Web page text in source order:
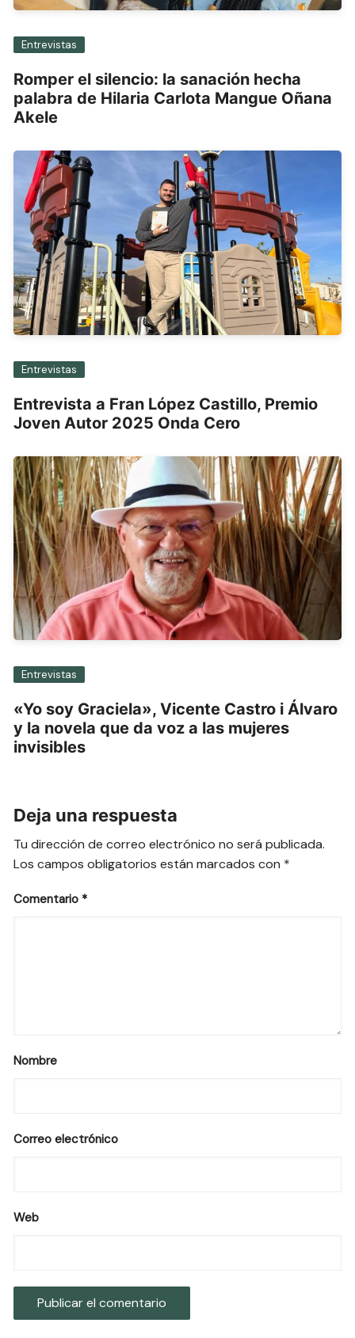
Entrevistas
Romper el silencio: la sanación hecha
palabra de Hilaria Carlota Mangue Oñana
Akele
Entrevistas
Entrevista a Fran López Castillo, Premio
Joven Autor 2025 Onda Cero
Entrevistas
«Yo soy Graciela», Vicente Castro i Álvaro
y la novela que da voz a las mujeres
invisibles
Deja una respuesta
Tu dirección de correo electrónico no será publicada.
Los campos obligatorios están marcados con *
Comentario *
Nombre
Correo electrónico
Web